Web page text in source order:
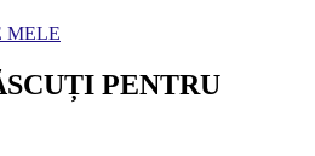
MELE
PENTRU